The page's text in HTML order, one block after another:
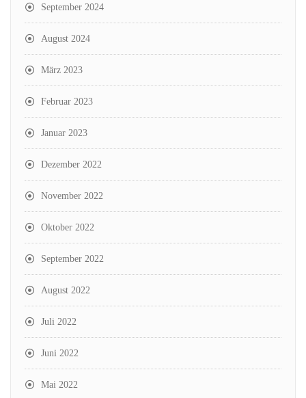
September 2024
August 2024
März 2023
Februar 2023
Januar 2023
Dezember 2022
November 2022
Oktober 2022
September 2022
August 2022
Juli 2022
Juni 2022
Mai 2022